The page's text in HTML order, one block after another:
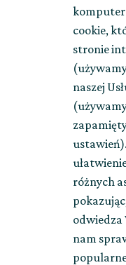
cookie,
stronie
naszej
różnych
nam